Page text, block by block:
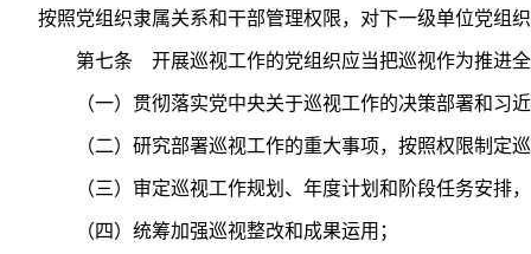
按照党组织隶属关系和干部管理权限，对下一级单位党组
第七条 开展巡视工作的党组织应当把巡视作为推进
（一）贯彻落实党中央关于巡视工作的决策部署和习
（二）研究部署巡视工作的重大事项，按照权限制定
（三）审定巡视工作规划、年度计划和阶段任务安排
（四）统筹加强巡视整改和成果运用；